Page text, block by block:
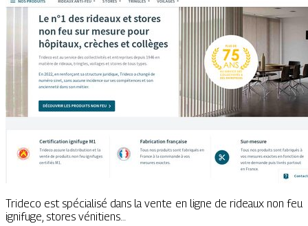
Trideco est spécialisé dans la vente en ligne de rideaux non feu
ignifuge, stores vénitiens…